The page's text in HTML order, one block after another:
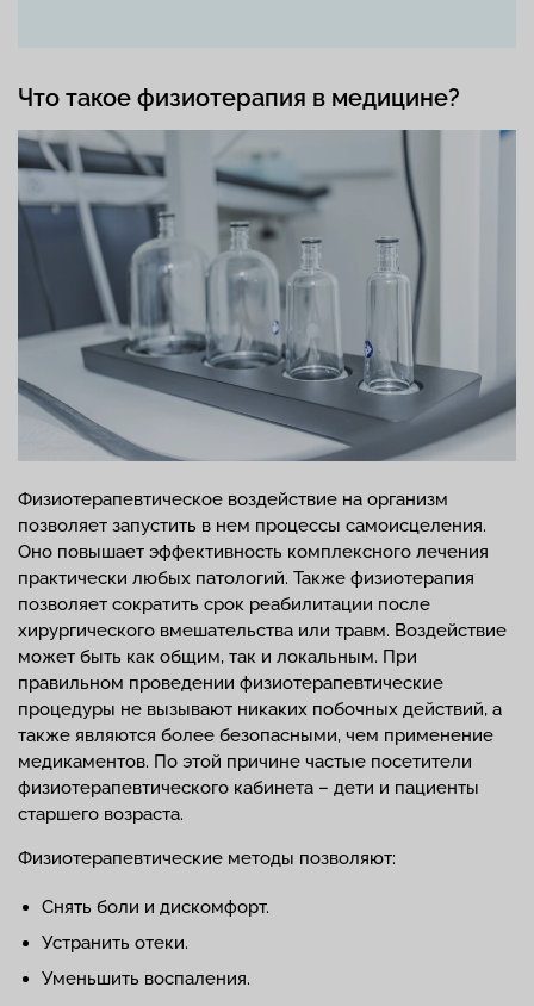
Что такое физиотерапия в медицине?
Физиотерапевтическое воздействие на организм
позволяет запустить в нем процессы самоисцеления.
Оно повышает эффективность комплексного лечения
практически любых патологий. Также физиотерапия
позволяет сократить срок реабилитации после
хирургического вмешательства или травм. Воздействие
может быть как общим, так и локальным. При
правильном проведении физиотерапевтические
процедуры не вызывают никаких побочных действий, а
также являются более безопасными, чем применение
медикаментов. По этой причине частые посетители
физиотерапевтического кабинета – дети и пациенты
старшего возраста.
Физиотерапевтические методы позволяют:
Снять боли и дискомфорт.
Устранить отеки.
Уменьшить воспаления.